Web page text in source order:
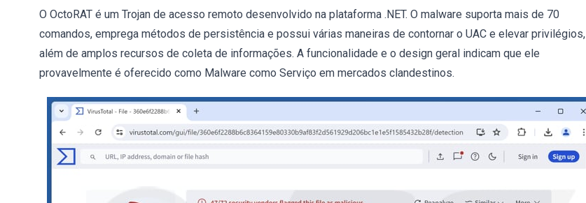
O OctoRAT é um Trojan de acesso remoto desenvolvido na plataforma .NET. O malware suporta mais de 70
comandos, emprega métodos de persistência e possui várias maneiras de contornar o UAC e elevar privilégios,
além de amplos recursos de coleta de informações. A funcionalidade e o design geral indicam que ele
provavelmente é oferecido como Malware como Serviço em mercados clandestinos.